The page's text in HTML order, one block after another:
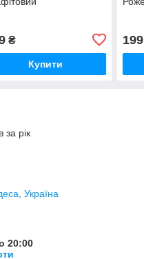
₴
Купити
199
за рік
Україна
20:00